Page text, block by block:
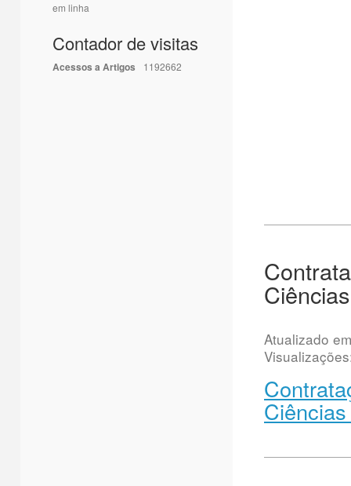
em linha
Contador de visitas
Acessos a Artigos 1192662
Atualizado